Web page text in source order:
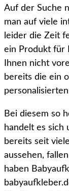
Auf der Suche
man auf viele
leider die Zeit
ein Produkt für
Ihnen nicht
bereits die ein
Bei diesem so
handelt es sich
bereits seit
aussehen,
haben